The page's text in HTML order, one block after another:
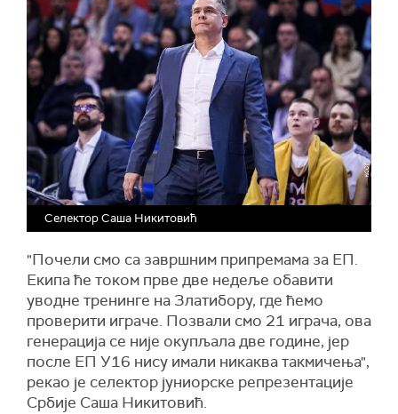
Селектор Саша Никитовић
"Почели смо са завршним припремама за ЕП.
Екипа ће током прве две недеље обавити
уводне тренинге на Златибору, где ћемо
проверити играче. Позвали смо 21 играча, ова
генерација се није окупљала две године, јер
после ЕП У16 нису имали никаква такмичења",
рекао је селектор јуниорске репрезентације
Србије Саша Никитовић.